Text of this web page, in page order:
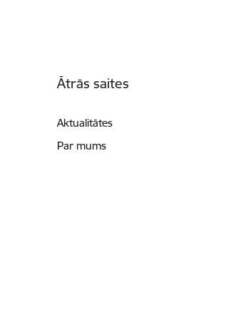
Ātrās saites
Aktualitātes
Par mums